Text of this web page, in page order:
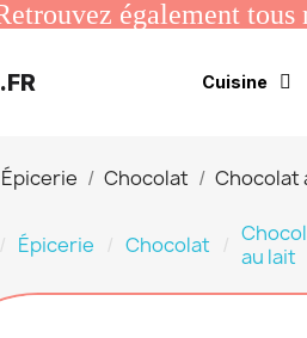
également tous
Cuisine
Épicerie Chocolat Chocolat
Épicerie Chocolat
au lait